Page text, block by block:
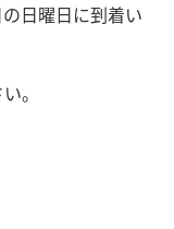
日曜日に到着い
。